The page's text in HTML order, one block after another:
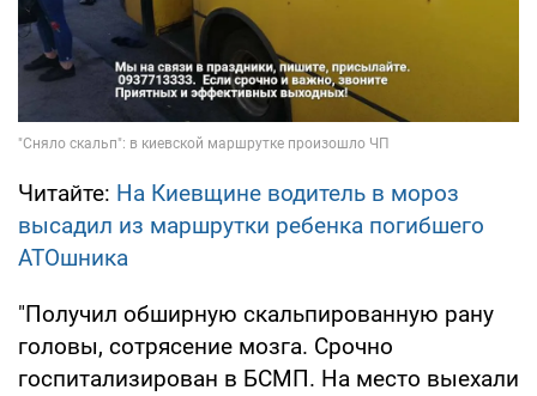
Читайте: На Киевщине водитель в мороз
высадил из маршрутки ребенка погибшего
АТОшника
"Получил обширную скальпированную рану
головы, сотрясение мозга. Срочно
госпитализирован в БСМП. На место выехали